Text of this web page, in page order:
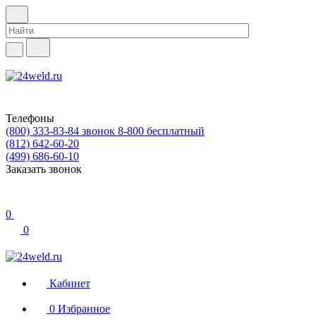
Телефоны
(800) 333-83-84 звонок 8-800 бесплатный
(812) 642-60-20
(499) 686-60-10
Заказать звонок
0
0
Кабинет
0 Избранное